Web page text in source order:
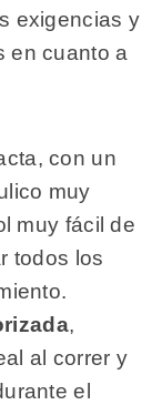
exigencias y
en cuanto a
con un
muy
muy fácil de
todos los
,
al correr y
el